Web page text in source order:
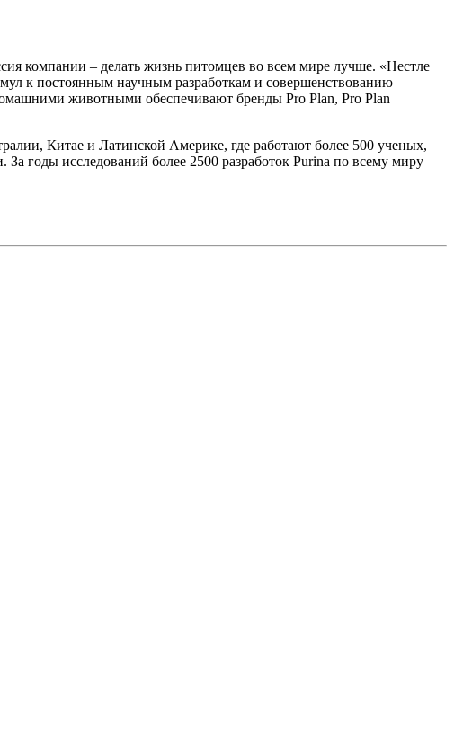
компании – делать жизнь питомцев во всем мире лучше. «Нестле
к постоянным научным разработкам и совершенствованию
животными обеспечивают бренды Pro Plan, Pro Plan
Китае и Латинской Америке, где работают более 500 ученых,
годы исследований более 2500 разработок Purina по всему миру